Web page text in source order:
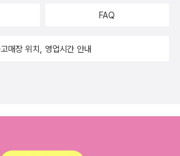
보도 상세하게 다루고 있어요. 세계 최북단
해볼 만한 곳입니다. 그린란드는 도시 사이의
FAQ
매장 위치, 영업시간 안내